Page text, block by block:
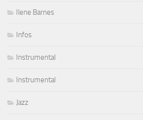
Ilene Barnes
Infos
Instrumental
Instrumental
Jazz